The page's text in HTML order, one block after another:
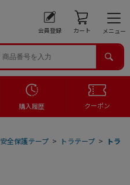
会員登録 カート メニュー
購入履歴 クーポン
安全保護テープ > トラテープ > トラ